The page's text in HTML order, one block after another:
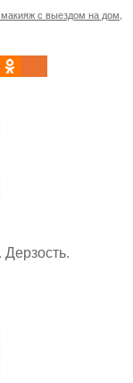
с выездом на дом,